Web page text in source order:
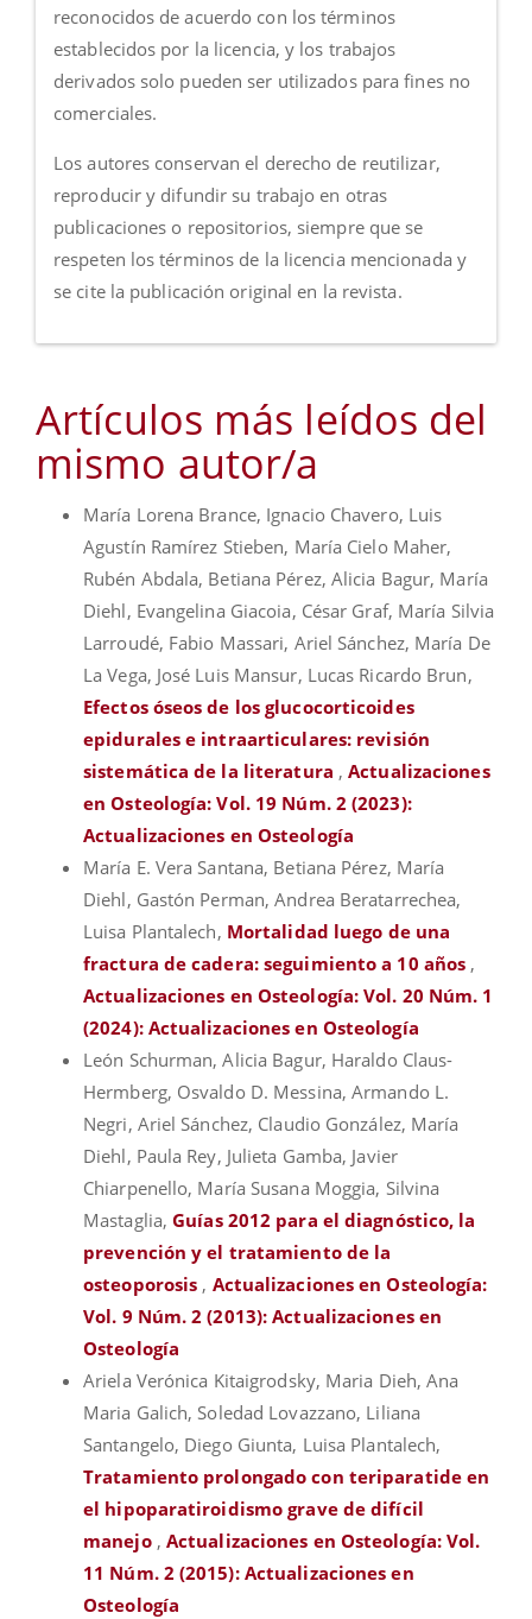
reconocidos de acuerdo con los términos
establecidos por la licencia, y los trabajos
derivados solo pueden ser utilizados para fines no
comerciales.
Los autores conservan el derecho de reutilizar,
reproducir y difundir su trabajo en otras
publicaciones o repositorios, siempre que se
respeten los términos de la licencia mencionada y
se cite la publicación original en la revista.
Artículos más leídos del
mismo autor/a
María Lorena Brance, Ignacio Chavero, Luis
Agustín Ramírez Stieben, María Cielo Maher,
Rubén Abdala, Betiana Pérez, Alicia Bagur, María
Diehl, Evangelina Giacoia, César Graf, María Silvia
Larroudé, Fabio Massari, Ariel Sánchez, María De
La Vega, José Luis Mansur, Lucas Ricardo Brun,
Efectos óseos de los glucocorticoides
epidurales e intraarticulares: revisión
sistemática de la literatura ,Actualizaciones
en Osteología: Vol. 19 Núm. 2 (2023):
Actualizaciones en Osteología
María E. Vera Santana, Betiana Pérez, María
Diehl, Gastón Perman, Andrea Beratarrechea,
Luisa Plantalech, Mortalidad luego de una
fractura de cadera: seguimiento a 10 años ,
Actualizaciones en Osteología: Vol. 20 Núm. 1
(2024): Actualizaciones en Osteología
León Schurman, Alicia Bagur, Haraldo Claus-
Hermberg, Osvaldo D. Messina, Armando L.
Negri, Ariel Sánchez, Claudio González, María
Diehl, Paula Rey, Julieta Gamba, Javier
Chiarpenello, María Susana Moggia, Silvina
Mastaglia,Guías 2012 para el diagnóstico, la
prevención y el tratamiento de la
osteoporosis , Actualizaciones en Osteología:
Vol. 9 Núm. 2 (2013): Actualizaciones en
Osteología
Ariela Verónica Kitaigrodsky, Maria Dieh, Ana
Maria Galich, Soledad Lovazzano, Liliana
Santangelo, Diego Giunta, Luisa Plantalech,
Tratamiento prolongado con teriparatide en
el hipoparatiroidismo grave de difícil
manejo , Actualizaciones en Osteología: Vol.
11 Núm. 2 (2015): Actualizaciones en
Osteología